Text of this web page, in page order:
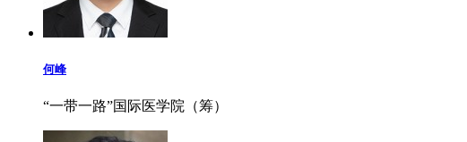
何峰
“一带一路”国际医学院（筹）